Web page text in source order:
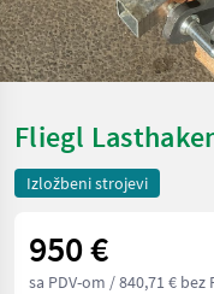
Fliegl
Izložbeni strojevi
950 €
sa PDV-om / 840,71 € bez